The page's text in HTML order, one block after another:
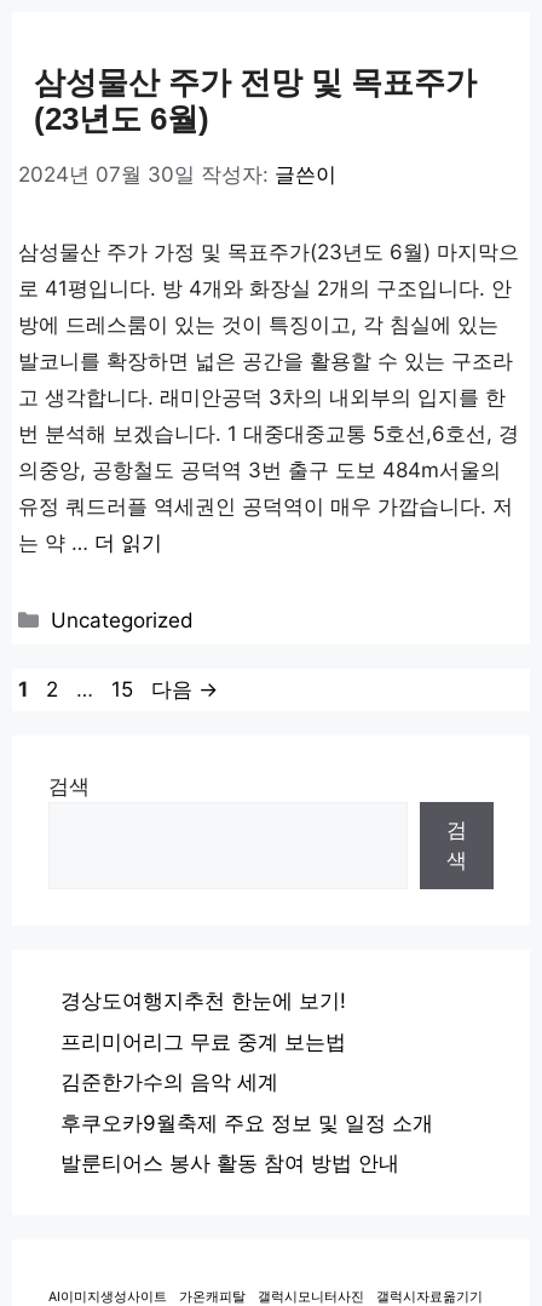
삼성물산 주가 전망 및 목표주가
(23년도 6월)
2024년 07월 30일 작성자: 글쓴이
삼성물산 주가 가정 및 목표주가(23년도 6월) 마지막으
로 41평입니다. 방 4개와 화장실 2개의 구조입니다. 안
방에 드레스룸이 있는 것이 특징이고, 각 침실에 있는
발코니를 확장하면 넓은 공간을 활용할 수 있는 구조라
고 생각합니다. 래미안공덕 3차의 내외부의 입지를 한
번 분석해 보겠습니다. 1 대중대중교통 5호선,6호선, 경
의중앙, 공항철도 공덕역 3번 출구 도보 484m서울의
유정 쿼드러플 역세권인 공덕역이 매우 가깝습니다. 저
는 약 … 더 읽기
카
고
Uncategorized
페
1
페
2 …
페
15 다음 →
검색
검
색
경상도여행지추천 한눈에 보기!
프리미어리그 무료 중계 보는법
김준한가수의 음악 세계
후쿠오카9월축제 주요 정보 및 일정 소개
발룬티어스 봉사 활동 참여 방법 안내
AI이미지생성사이트 가온캐피탈 갤럭시모니터사진 갤럭시자료옮기기